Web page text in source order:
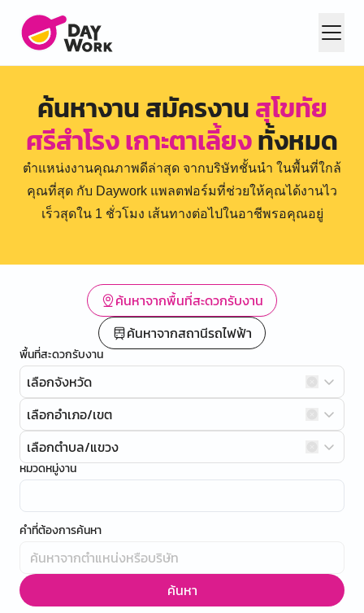
ค้นหางาน สมัครงานสุโขทัย
ศรีสำโรง เกาะตาเลี้ยงทั้งหมด
ตำแหน่งงานคุณภาพดีล่าสุด จากบริษัทชั้นนำ ในพื้นที่ใกล้
คุณที่สุด กับ Daywork แพลตฟอร์มที่ช่วยให้คุณได้งานไว
เร็วสุดใน 1 ชั่วโมง เส้นทางต่อไปในอาชีพรอคุณอยู่
ค้นหาจากพื้นที่สะดวกรับงาน
ค้นหาจากสถานีรถไฟฟ้า
พื้นที่สะดวกรับงาน
เลือกจังหวัด
เลือกอำเภอ/เขต
เลือกตำบล/แขวง
หมวดหมู่งาน
คำที่ต้องการค้นหา
ค้นหา